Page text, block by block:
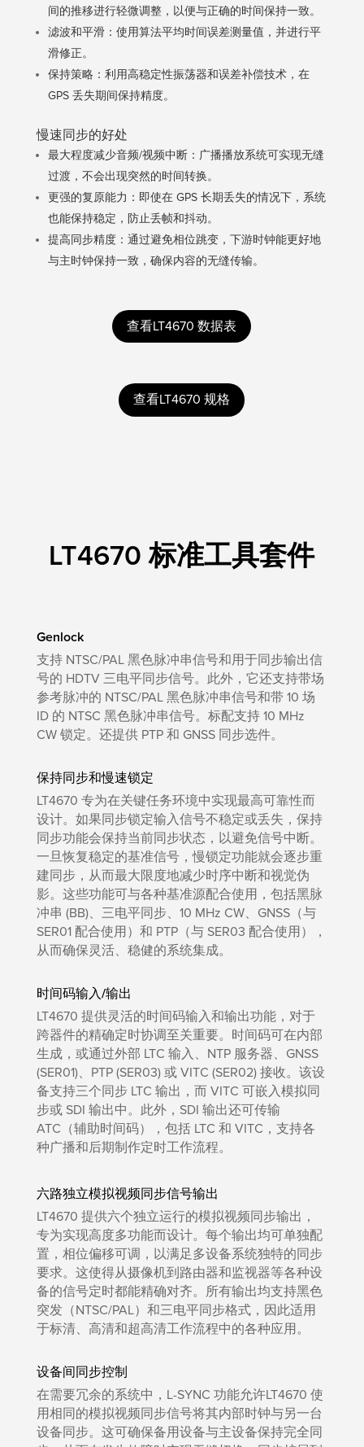
间的推移进行轻微调整，以便与正确的时间保持一致。
滤波和平滑：使用算法平均时间误差测量值，并进行平
滑修正。
保持策略：利用高稳定性振荡器和误差补偿技术，在
GPS 丢失期间保持精度。
慢速同步的好处
最大程度减少音频/视频中断：广播播放系统可实现无缝
过渡，不会出现突然的时间转换。
更强的复原能力：即使在 GPS 长期丢失的情况下，系统
也能保持稳定，防止丢帧和抖动。
提高同步精度：通过避免相位跳变，下游时钟能更好地
与主时钟保持一致，确保内容的无缝传输。
查看LT4670 数据表
查看LT4670 规格
LT4670 标准工具套件
Genlock
支持 NTSC/PAL 黑色脉冲串信号和用于同步输出信
号的 HDTV 三电平同步信号。此外，它还支持带场
参考脉冲的 NTSC/PAL 黑色脉冲串信号和带 10 场
ID 的 NTSC 黑色脉冲串信号。标配支持 10 MHz
CW 锁定。还提供 PTP 和 GNSS 同步选件。
保持同步和慢速锁定
LT4670 专为在关键任务环境中实现最高可靠性而
设计。如果同步锁定输入信号不稳定或丢失，保持
同步功能会保持当前同步状态，以避免信号中断。
一旦恢复稳定的基准信号，慢锁定功能就会逐步重
建同步，从而最大限度地减少时序中断和视觉伪
影。这些功能可与各种基准源配合使用，包括黑脉
冲串 (BB)、三电平同步、10 MHz CW、GNSS（与
SER01 配合使用）和 PTP（与 SER03 配合使用），
从而确保灵活、稳健的系统集成。
时间码输入/输出
LT4670 提供灵活的时间码输入和输出功能，对于
跨器件的精确定时协调至关重要。时间码可在内部
生成，或通过外部 LTC 输入、NTP 服务器、GNSS
(SER01)、PTP (SER03) 或 VITC (SER02) 接收。该设
备支持三个同步 LTC 输出，而 VITC 可嵌入模拟同
步或 SDI 输出中。此外，SDI 输出还可传输
ATC（辅助时间码），包括 LTC 和 VITC，支持各
种广播和后期制作定时工作流程。
六路独立模拟视频同步信号输出
LT4670 提供六个独立运行的模拟视频同步输出，
专为实现高度多功能而设计。每个输出均可单独配
置，相位偏移可调，以满足多设备系统独特的同步
要求。这使得从摄像机到路由器和监视器等各种设
备的信号定时都能精确对齐。所有输出均支持黑色
突发（NTSC/PAL）和三电平同步格式，因此适用
于标清、高清和超高清工作流程中的各种应用。
设备间同步控制
在需要冗余的系统中，L-SYNC 功能允许LT4670 使
用相同的模拟视频同步信号将其内部时钟与另一台
设备同步。这可确保备用设备与主设备保持完全同